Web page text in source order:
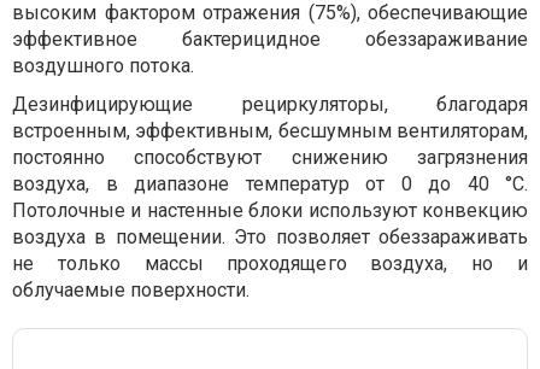
высоким фактором отражения (75%), обеспечивающие
эффективное бактерицидное обеззараживание
воздушного потока.
Дезинфицирующие рециркуляторы, благодаря
встроенным, эффективным, бесшумным вентиляторам,
постоянно способствуют снижению загрязнения
воздуха, в диапазоне температур от 0 до 40 °C.
Потолочные и настенные блоки используют конвекцию
воздуха в помещении. Это позволяет обеззараживать
не только массы проходящего воздуха, но и
облучаемые поверхности.